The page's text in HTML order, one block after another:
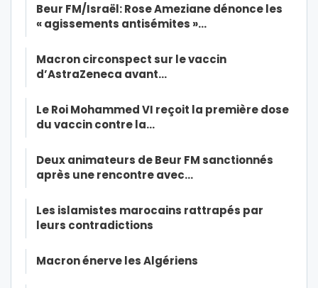
Beur FM/Israël: Rose Ameziane dénonce les
« agissements antisémites »…
Macron circonspect sur le vaccin
d’AstraZeneca avant…
Le Roi Mohammed VI reçoit la première dose
du vaccin contre la…
Deux animateurs de Beur FM sanctionnés
après une rencontre avec…
Les islamistes marocains rattrapés par
leurs contradictions
Macron énerve les Algériens